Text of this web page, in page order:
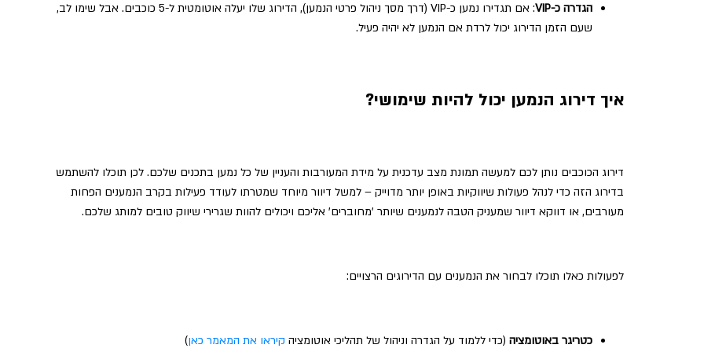
הגדרה כ-VIP
: אם תגדירו נמען כ-VIP (דרך מסך ניהול פרטי הנמען), הדירוג שלו יעלה אוטומטית ל-5 כוכבים. אבל שימו לב,
שעם הזמן הדירוג יכול לרדת אם הנמען לא יהיה פעיל.
איך דירוג הנמען יכול להיות שימושי?
דירוג הכוכבים נותן לכם למעשה תמונת מצב עדכנית על מידת המעורבות והעניין של כל נמען בתכנים שלכם. לכן תוכלו להשתמש
בדירוג הזה כדי לנהל פעולות שיווקיות באופן יותר מדוייק – למשל דיוור מיוחד שמטרתו לעודד פעילות בקרב הנמענים הפחות
מעורבים, או דווקא דיוור שמעניק הטבה לנמענים שיותר 'מחוברים' אליכם ויכולים להוות שגרירי שיווק טובים למותג שלכם.
לפעולות כאלו תוכלו לבחור את הנמענים עם הדירוגים הרצויים:
כטריגר באוטומציה (כדי ללמוד על הגדרה וניהול של תהליכי אוטומציה קיראו את המאמר כאן)